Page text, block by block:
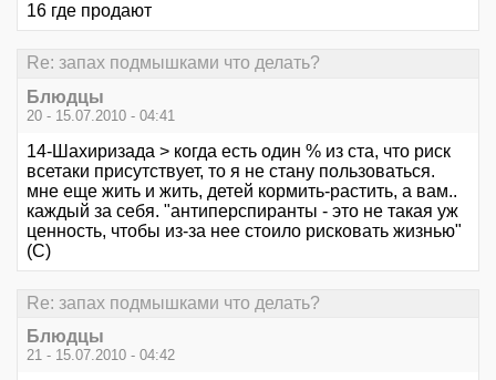
16 где продают
Re: запах подмышками что делать?
Блюдцы
20 - 15.07.2010 - 04:41
14-Шахиризада > когда есть один % из ста, что риск
всетаки присутствует, то я не стану пользоваться.
мне еще жить и жить, детей кормить-растить, а вам..
каждый за себя. "антиперспиранты - это не такая уж
ценность, чтобы из-за нее стоило рисковать жизнью"
(С)
Re: запах подмышками что делать?
Блюдцы
21 - 15.07.2010 - 04:42